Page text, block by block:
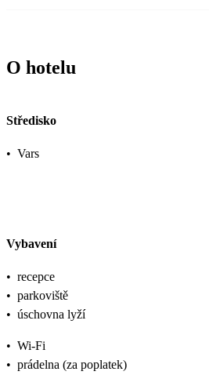
O hotelu
Středisko
• Vars
Vybavení
• recepce
• parkoviště
• úschovna lyží
• Wi-Fi
• prádelna (za poplatek)